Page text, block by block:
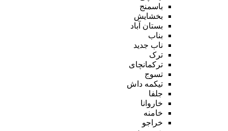
باسمنج
بخشایش
بستان آباد
بناب
ناب جدید
ترک
ترکمانچای
تسوج
تیکمه داش
جلفا
خاروانا
خامنه
خراجو